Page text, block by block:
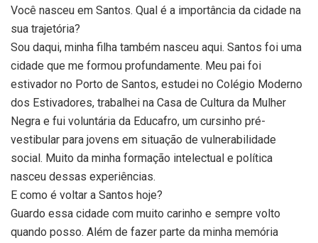
Você nasceu em Santos. Qual é a importância da cidade na
sua trajetória?
Sou daqui, minha filha também nasceu aqui. Santos foi uma
cidade que me formou profundamente. Meu pai foi
estivador no Porto de Santos, estudei no Colégio Moderno
dos Estivadores, trabalhei na Casa de Cultura da Mulher
Negra e fui voluntária da Educafro, um cursinho pré-
vestibular para jovens em situação de vulnerabilidade
social. Muito da minha formação intelectual e política
nasceu dessas experiências.
E como é voltar a Santos hoje?
Guardo essa cidade com muito carinho e sempre volto
quando posso. Além de fazer parte da minha memória